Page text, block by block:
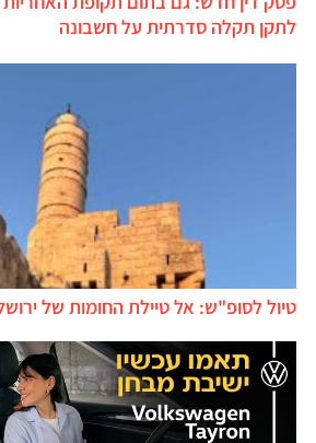
לתקן תקלה סדרתית על חשבונה
טיול לסופ"ש: אל טיילת החומות של